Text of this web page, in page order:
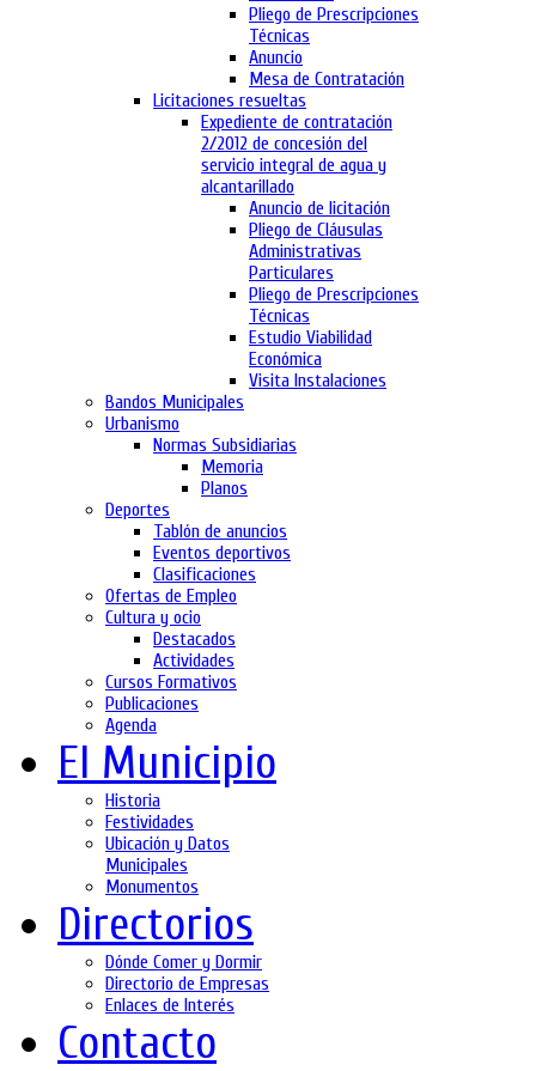
Pliego de Prescripciones
Técnicas
Anuncio
Mesa de Contratación
Licitaciones resueltas
Expediente de contratación
2/2012 de concesión del
servicio integral de agua y
alcantarillado
Anuncio de licitación
Pliego de Cláusulas
Administrativas
Particulares
Pliego de Prescripciones
Técnicas
Estudio Viabilidad
Económica
Visita Instalaciones
Bandos Municipales
Urbanismo
Normas Subsidiarias
Memoria
Planos
Deportes
Tablón de anuncios
Eventos deportivos
Clasificaciones
Ofertas de Empleo
Cultura y ocio
Destacados
Actividades
Cursos Formativos
Publicaciones
Agenda
El Municipio
Historia
Festividades
Ubicación y Datos
Municipales
Monumentos
Directorios
Dónde Comer y Dormir
Directorio de Empresas
Enlaces de Interés
Contacto